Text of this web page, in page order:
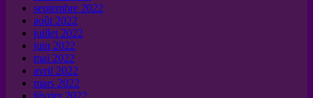
septembre 2022
août 2022
juillet 2022
juin 2022
mai 2022
avril 2022
mars 2022
février 2022